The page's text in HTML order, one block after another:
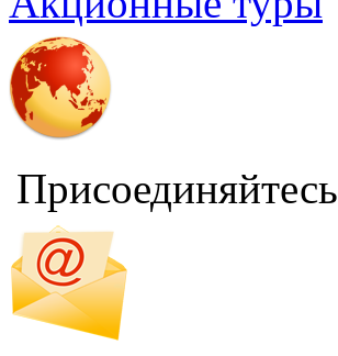
Присоединяйтесь